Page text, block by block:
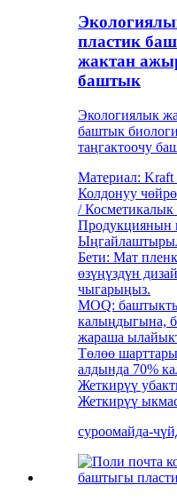
пластик
жактан
баштык
Экологиялык
баштык
таңгактоочу
Материал:
Колдонуу
/ Косметикалык
Продукциянын
Бети: Мат
өзүңүздүн
чыгарыңыз.
MOQ:
калыңдыгына,
жараша
Төлөө
алдында 70%
Жеткирүү
Жеткирүү
суроомайда-